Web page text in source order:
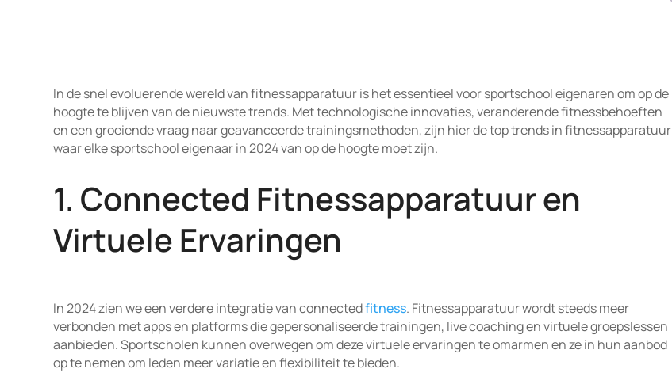
In de snel evoluerende wereld van fitnessapparatuur is het essentieel voor sportschool eigenaren om op de
hoogte te blijven van de nieuwste trends. Met technologische innovaties, veranderende fitnessbehoeften
en een groeiende vraag naar geavanceerde trainingsmethoden, zijn hier de top trends in fitnessapparatuur
waar elke sportschool eigenaar in 2024 van op de hoogte moet zijn.
1. Connected Fitnessapparatuur en
Virtuele Ervaringen
In 2024 zien we een verdere integratie van connectedfitness. Fitnessapparatuur wordt steeds meer
verbonden met apps en platforms die gepersonaliseerde trainingen, live coaching en virtuele groepslessen
aanbieden. Sportscholen kunnen overwegen om deze virtuele ervaringen te omarmen en ze in hun aanbod
op te nemen om leden meer variatie en flexibiliteit te bieden.